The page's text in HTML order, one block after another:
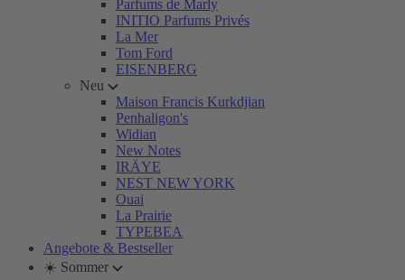
Parfums de Marly
INITIO Parfums Privés
La Mer
Tom Ford
EISENBERG
Neu
Maison Francis Kurkdjian
Penhaligon's
Widian
New Notes
IRÄYE
NEST NEW YORK
Ouai
La Prairie
TYPEBEA
Angebote & Bestseller
☀️ Sommer